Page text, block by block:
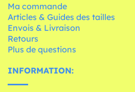
Ma commande
Articles & Guides des tailles
Envois & Livraison
Retours
Plus de questions
INFORMATION: